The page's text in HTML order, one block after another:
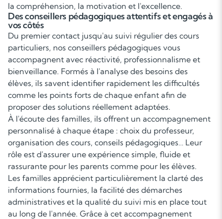
la compréhension, la motivation et l'excellence.
Des conseillers pédagogiques attentifs et engagés à
vos côtés
Du premier contact jusqu'au suivi régulier des cours
particuliers, nos conseillers pédagogiques vous
accompagnent avec réactivité, professionnalisme et
bienveillance. Formés à l'analyse des besoins des
élèves, ils savent identifier rapidement les difficultés
comme les points forts de chaque enfant afin de
proposer des solutions réellement adaptées.
À l'écoute des familles, ils offrent un accompagnement
personnalisé à chaque étape : choix du professeur,
organisation des cours, conseils pédagogiques… Leur
rôle est d'assurer une expérience simple, fluide et
rassurante pour les parents comme pour les élèves.
Les familles apprécient particulièrement la clarté des
informations fournies, la facilité des démarches
administratives et la qualité du suivi mis en place tout
au long de l'année. Grâce à cet accompagnement